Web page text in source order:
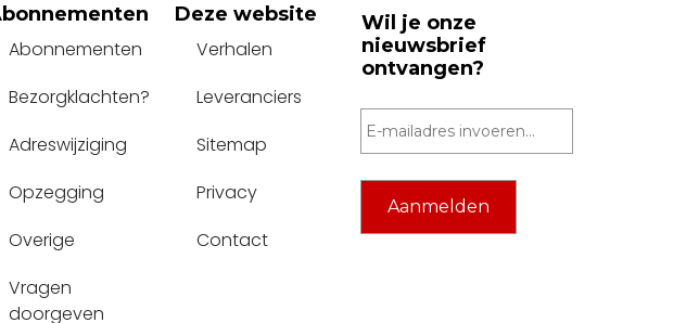
Abonnementen
Bezorgklachten?
Adreswijziging
Opzegging
Overige
Vragen
doorgeven
Deze website
Verhalen
Leveranciers
Sitemap
Privacy
Contact
Wil je onze
nieuwsbrief
ontvangen?